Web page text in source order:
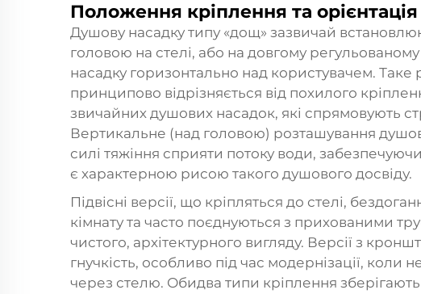
Положення кріплення та орієнтація
Душову насадку типу «дощ» зазвичай
головою на стелі, або на довгому
насадку горизонтально над користувачем.
принципово відрізняється від похилого
звичайних душових насадок, які спрямовують
Вертикальне (над головою) розташування
силі тяжіння сприяти потоку води,
є характерною рисою такого душового досвіду.
Підвісні версії, що кріпляться до стелі,
кімнату та часто поєднуються з прихованими
чистого, архітектурного вигляду. Версії з
гнучкість, особливо під час модернізації,
через стелю. Обидва типи кріплення